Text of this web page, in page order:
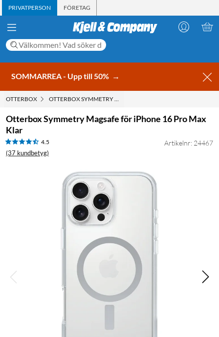
PRIVATPERSON FÖRETAG
SOMMARREA - Upp till 50% →
OTTERBOX OTTERBOX SYMMETRY MAGSAFE FÖR IPHONE 16 PRO MAX
Otterbox Symmetry Magsafe för iPhone 16 Pro Max
Klar
4.5
(37 kundbetyg)
Artikelnr: 24467